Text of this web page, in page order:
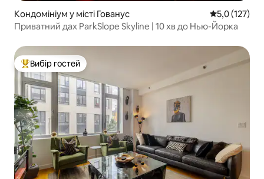
Кондомініум у місті Гованус Середня
5,0 (127)
Приватний дах ParkSlope Skyline | 10 хв до Нью-Йорка
Топ вибір гостей
Вибір гостей